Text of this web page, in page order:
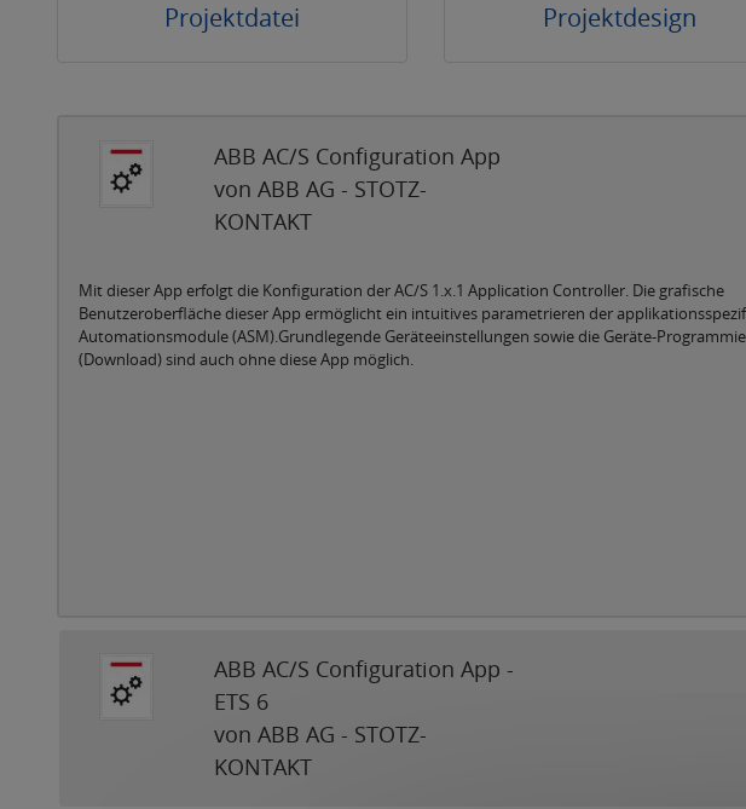
Projektdatei Projektdesign
ABB AC/S Configuration App
von ABB AG - STOTZ-
KONTAKT
Mit dieser App erfolgt die Konfiguration der AC/S 1.x.1 Application Controller. Die grafische
Benutzeroberfläche dieser App ermöglicht ein intuitives parametrieren der
Automationsmodule (ASM).Grundlegende Geräteeinstellungen sowie die Geräte-
(Download) sind auch ohne diese App möglich.
ABB AC/S Configuration App -
ETS 6
von ABB AG - STOTZ-
KONTAKT